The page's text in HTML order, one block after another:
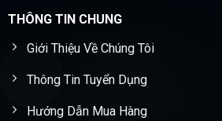
THÔNG TIN CHUNG
Giới Thiệu Về Chúng Tôi
Thông Tin Tuyển Dụng
Hướng Dẫn Mua Hàng